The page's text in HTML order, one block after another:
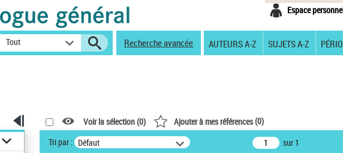
Espace
Tout Recherche avancée AUTEURS A-Z SUJETS A-Z
Voir la sélection (0) Ajouter à mes références(0)
Tri par : Défaut sur 1